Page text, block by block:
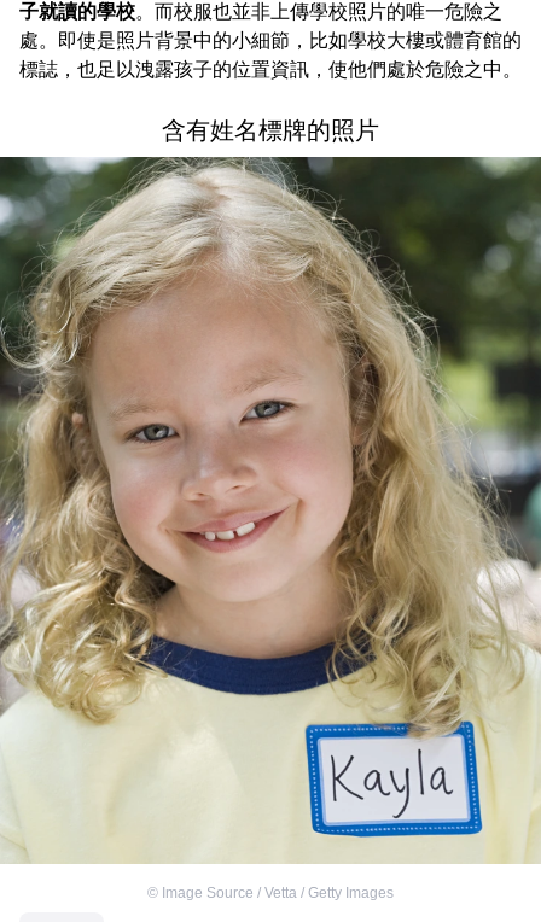
子就讀的學校。而校服也並非上傳學校照片的唯一危險之
處。即使是照片背景中的小細節，比如學校大樓或體育館的
標誌，也足以洩露孩子的位置資訊，使他們處於危險之中。
含有姓名標牌的照片
© Image Source / Vetta / Getty Images